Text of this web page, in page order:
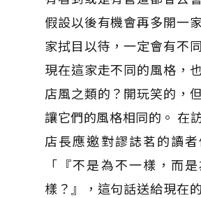
假設以後有機會再多開一
家拭目以待，一定會有不
現在這家走不同的風格，
店風之類的？開玩笑的，
讓它們的風格相同的。 在
店長應邀對謬誌茗的讀者
「『不是為不一樣，而
樣？』，這句話送給現在